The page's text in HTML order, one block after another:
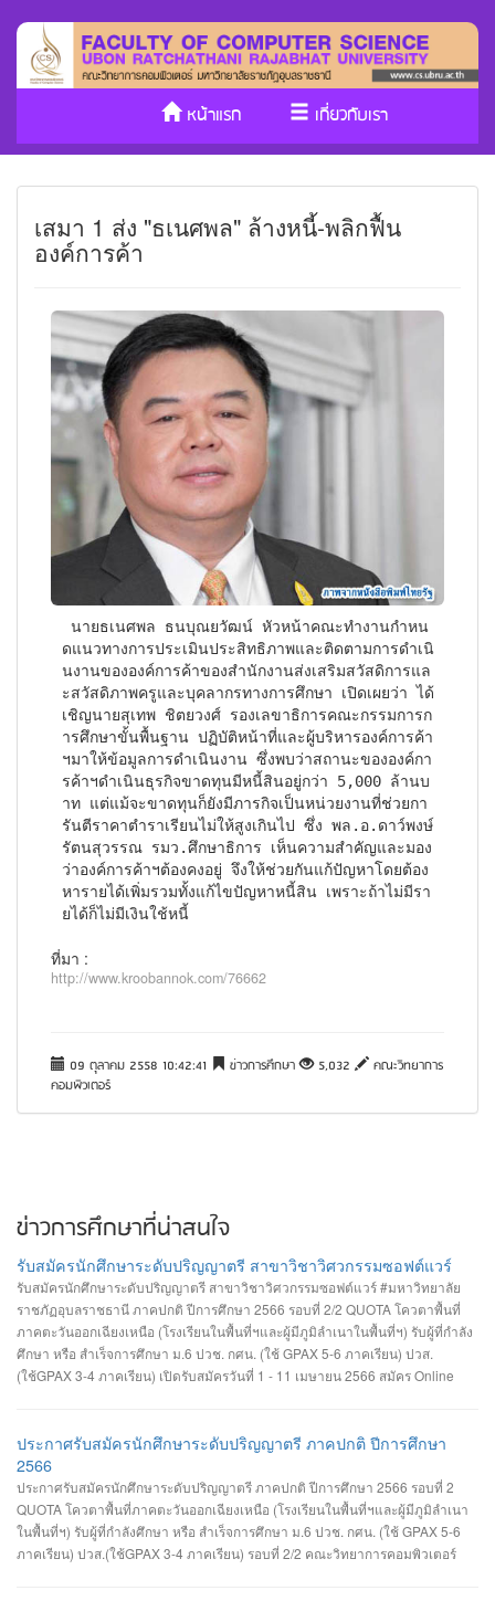
หน้าแรก
เกี่ยวกับเรา
ประกันคุณภาพ
วารสาร Cs
เสมา 1 ส่ง "ธเนศพล" ล้างหนี้-พลิกฟื้น
องค์การค้า
ดแนวทางการประเมินประสิทธิภาพและติดตามการดำเนิ
นงานขององค์การค้าของสำนักงานส่งเสริมสวัสดิการแล
ะสวัสดิภาพครูและบุคลากรทางการศึกษา เปิดเผยว่า ได้
เชิญนายสุเทพ ชิตยวงศ์ รองเลขาธิการคณะกรรมการก
ารศึกษาขั้นพื้นฐาน ปฏิบัติหน้าที่และผู้บริหารองค์การค้า
ฯมาให้ข้อมูลการดำเนินงาน ซึ่งพบว่าสถานะขององค์กา
รค้าฯดำเนินธุรกิจขาดทุนมีหนี้สินอยู่กว่า 5,000 ล้านบ
าท แต่แม้จะขาดทุนก็ยังมีภารกิจเป็นหน่วยงานที่ช่วยกา
รันตีราคาตำราเรียนไม่ให้สูงเกินไป ซึ่ง พล.อ.ดาว์พงษ์
รัตนสุวรรณ รมว.ศึกษาธิการ เห็นความสำคัญและมอง
ว่าองค์การค้าฯต้องคงอยู่ จึงให้ช่วยกันแก้ปัญหาโดยต้อง
หารายได้เพิ่มรวมทั้งแก้ไขปัญหาหนี้สิน เพราะถ้าไม่มีรา
ยได้ก็ไม่มีเงินใช้หนี้
ที่มา :
http://www.kroobannok.com/76662
09 ตุลาคม 2558 10:42:41 ข่าวการศึกษา 5,032
คณะวิทยาการ
คอมพิวเตอร์
ข่าวการศึกษาที่น่าสนใจ
รับสมัครนักศึกษาระดับปริญญาตรี สาขาวิชาวิศวกรรมซอฟต์แวร์
รับสมัครนักศึกษาระดับปริญญาตรี สาขาวิชาวิศวกรรมซอฟต์แวร์ #มหาวิทยาลัย
ราชภัฏอุบลราชธานี ภาคปกติ ปีการศึกษา 2566 รอบที่ 2/2 QUOTA โควตาพื้นที่
ภาคตะวันออกเฉียงเหนือ (โรงเรียนในพื้นที่ฯและผู้มีภูมิลำเนาในพื้นที่ฯ) รับผู้ที่กำลัง
ศึกษา หรือ สำเร็จการศึกษา ม.6 ปวช. กศน. (ใช้ GPAX 5-6 ภาคเรียน) ปวส.
(ใช้GPAX 3-4 ภาคเรียน) เปิดรับสมัครวันที่ 1 - 11 เมษายน 2566 สมัคร Online
ประกาศรับสมัครนักศึกษาระดับปริญญาตรี ภาคปกติ ปีการศึกษา
2566
ประกาศรับสมัครนักศึกษาระดับปริญญาตรี ภาคปกติ ปีการศึกษา 2566 รอบที่ 2
QUOTA โควตาพื้นที่ภาคตะวันออกเฉียงเหนือ (โรงเรียนในพื้นที่ฯและผู้มีภูมิลำเนา
ในพื้นที่ฯ) รับผู้ที่กำลังศึกษา หรือ สำเร็จการศึกษา ม.6 ปวช. กศน. (ใช้ GPAX 5-6
ภาคเรียน) ปวส.(ใช้GPAX 3-4 ภาคเรียน) รอบที่ 2/2 คณะวิทยาการคอมพิวเตอร์